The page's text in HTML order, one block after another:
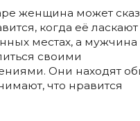
женщина может
когда её ласкают
местах, а мужчина
своими
Они находят
что нравится